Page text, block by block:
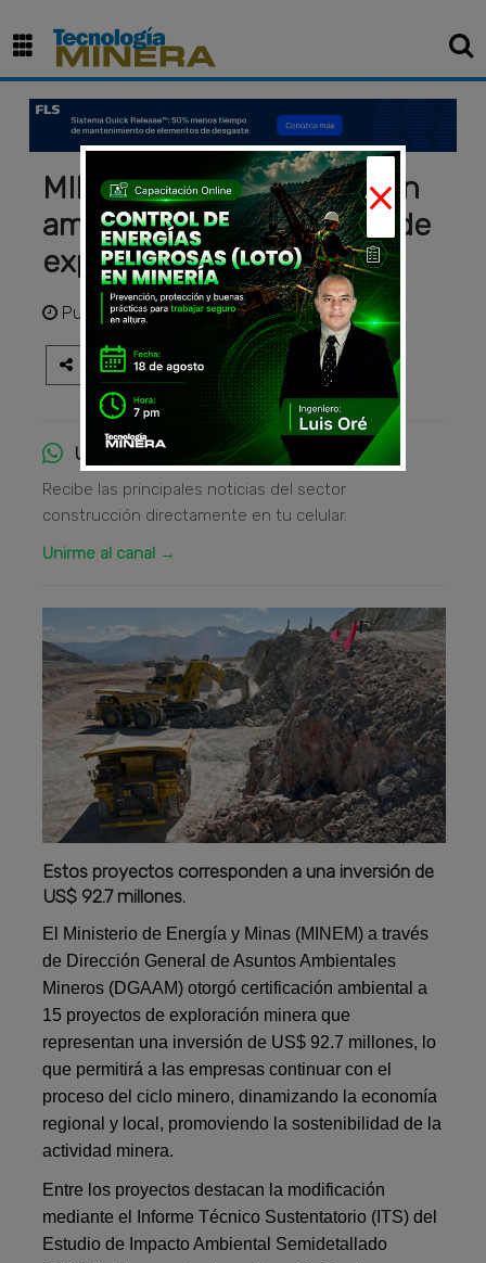
MINEM otorga certificación
ambiental a 15 proyectos de
exploración minera
Publicadohace 2 años
Únete al canal de WhatsApp
Recibe las principales noticias del sector
construcción directamente en tu celular.
Unirme al canal →
Estos proyectos corresponden a una inversión de
US$ 92.7 millones.
El Ministerio de Energía y Minas (MINEM) a través
de Dirección General de Asuntos Ambientales
Mineros (DGAAM) otorgó certificación ambiental a
15 proyectos de exploración minera que
representan una inversión de US$ 92.7 millones, lo
que permitirá a las empresas continuar con el
proceso del ciclo minero, dinamizando la economía
regional y local, promoviendo la sostenibilidad de la
actividad minera.
Entre los proyectos destacan la modificación
mediante el Informe Técnico Sustentatorio (ITS) del
Estudio de Impacto Ambiental Semidetallado
×